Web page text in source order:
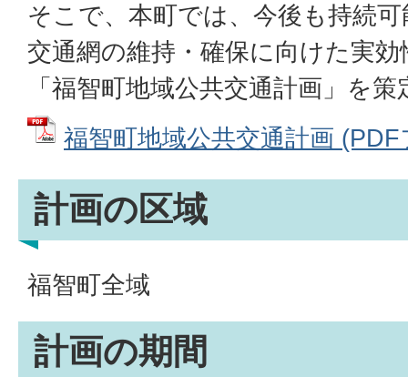
そこで、本町では、今後も持続
交通網の維持・確保に向けた実
「福智町地域公共交通計画」を
福智町地域公共交通計画
計画の区域
福智町全域
計画の期間